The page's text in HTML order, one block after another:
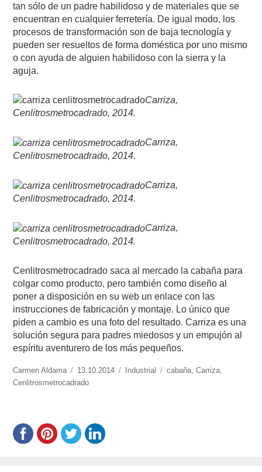
tan sólo de un padre habilidoso y de materiales que se
encuentran en cualquier ferretería. De igual modo, los
procesos de transformación son de baja tecnología y
pueden ser resueltos de forma doméstica por uno mismo
o con ayuda de alguien habilidoso con la sierra y la
aguja.
Carriza,
Cenlitrosmetrocadrado, 2014.
Carriza,
Cenlitrosmetrocadrado, 2014.
Carriza,
Cenlitrosmetrocadrado, 2014.
Carriza,
Cenlitrosmetrocadrado, 2014.
Cenlitrosmetrocadrado saca al mercado la cabaña para
colgar como producto, pero también como diseño al
poner a disposición en su web un enlace con las
instrucciones de fabricación y montaje. Lo único que
piden a cambio es una foto del resultado. Carriza es una
solución segura para padres miedosos y un empujón al
espíritu aventurero de los más pequeños.
https://www.experimenta.es/author/carmen-
aldama/
Carmen Aldama
Publicado
el
13.10.2014 Categorías
Industrial Etiquetas
cabaña ,Carriza
Cenlitrosmetrocadrado